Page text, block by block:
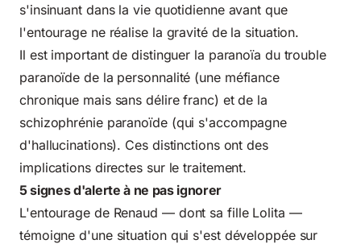
s'insinuant dans la vie quotidienne avant que
l'entourage ne réalise la gravité de la situation.
Il est important de distinguer la paranoïa du trouble
paranoïde de la personnalité (une méfiance
chronique mais sans délire franc) et de la
schizophrénie paranoïde (qui s'accompagne
d'hallucinations). Ces distinctions ont des
implications directes sur le traitement.
5 signes d'alerte à ne pas ignorer
L'entourage de Renaud — dont sa fille Lolita —
témoigne d'une situation qui s'est développée sur